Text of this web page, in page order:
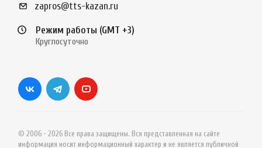
zapros@tts-kazan.ru
Режим работы (GMT +3)
Круглосуточно
© 2006 - 2026 Все права защищены. Вся представленная на сайте
информация носит информационный характер и не является публичной